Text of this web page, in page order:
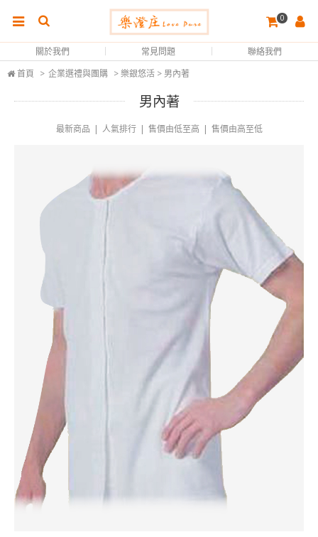
0
關於我們 常見問題
聯絡我們
首頁 > 企業選禮與團購 > 樂銀悠活 > 男內著
男內著
最新商品 | 人氣排行 | 售價由低至高 | 售價由高至低